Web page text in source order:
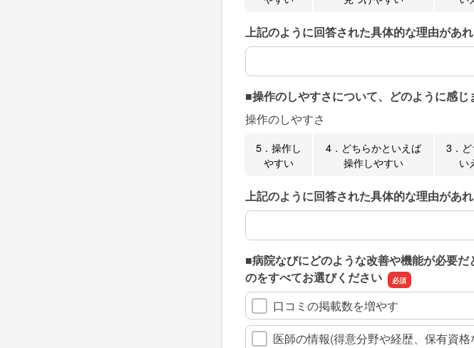
上記のように回答された具体的な理由があ
上記のように回答された具体的な理由があれ
■操作のしやすさについて、どのように感じ
操作のしやすさ
5．操作し
やすい
4．どちらかといえば
操作しやすい
3．
い
上記のように回答された具体的な理由があ
上記のように回答された具体的な理由があれ
■病院なびにどのような改善や機能が必要
のをすべてお選びください
口コミの掲載数を増やす
医師の情報(得意分野や経歴、保有資